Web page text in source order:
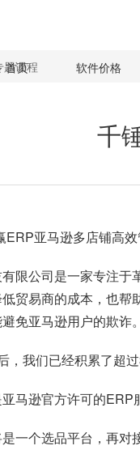
首页 软件价格
题课程
千
ERP亚马逊多店铺高
限公司是一家专注于
贸易商的成本，也
免亚马逊用户的欺诈。
，我们已经积累了超
马逊官方许可的ERP
一个选品平台，再对